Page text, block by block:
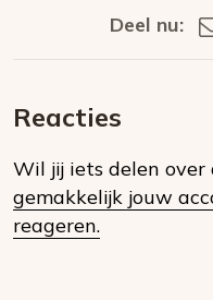
Deel nu:
Reacties
Wil jij iets delen
gemakkelijk jouw
reageren.